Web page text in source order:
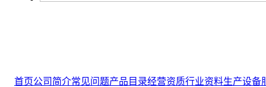
首页公司简介常见问题产品目录经营资质行业资料生产设备